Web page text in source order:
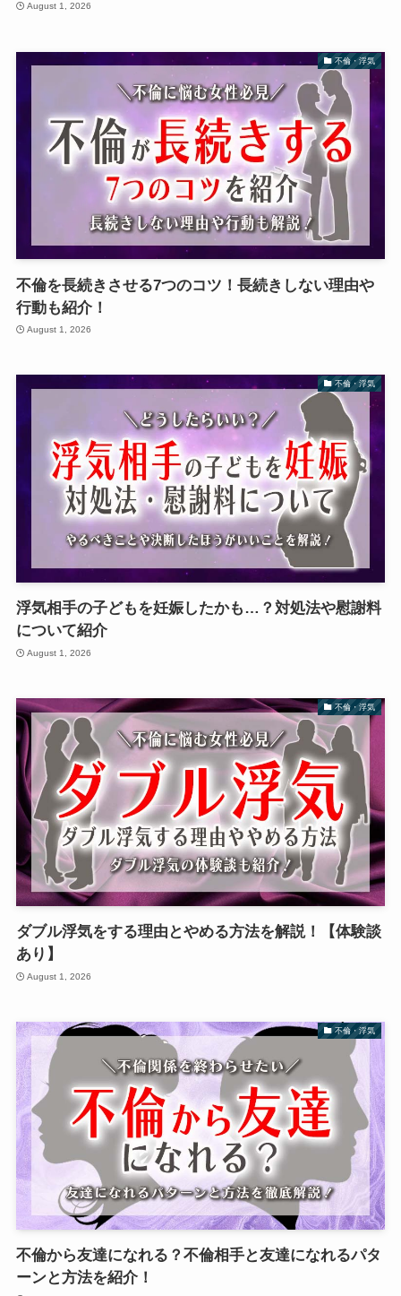
August 1, 2026
不倫・浮気
不倫を長続きさせる7つのコツ！長続きしない理由や
行動も紹介！
August 1, 2026
不倫・浮気
浮気相手の子どもを妊娠したかも…？対処法や慰謝料
について紹介
August 1, 2026
不倫・浮気
ダブル浮気をする理由とやめる方法を解説！【体験談
あり】
August 1, 2026
不倫・浮気
不倫から友達になれる？不倫相手と友達になれるパタ
ーンと方法を紹介！